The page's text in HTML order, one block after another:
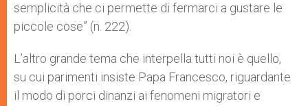
semplicità che ci permette di fermarci a gustare le
piccole cose” (n. 222).
L’altro grande tema che interpella tutti noi è quello,
su cui parimenti insiste Papa Francesco, riguardante
il modo di porci dinanzi ai fenomeni migratori e